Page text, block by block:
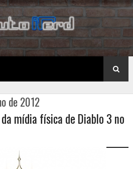
de 2012
mídia física de Diablo 3 no